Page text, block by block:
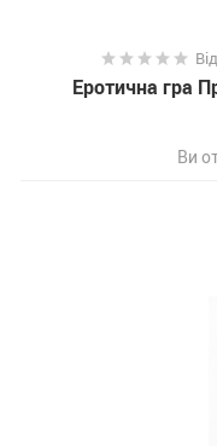
Еротична гра
Ви